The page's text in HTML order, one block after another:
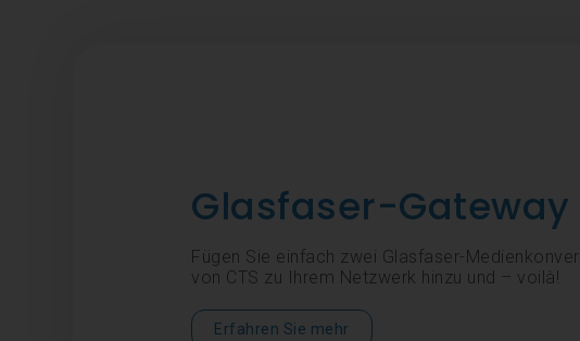
Glasfaser-Gateway
Fügen Sie einfach zwei Glasfaser-
von CTS zu Ihrem Netzwerk hinzu und – voilà!
Erfahren Sie mehr